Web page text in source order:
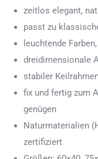
zeitlos elegant,
passt zu
leuchtende
dreidimensionale
stabiler
fix und fertig zum
genügen
Naturmaterialien
zertifiziert